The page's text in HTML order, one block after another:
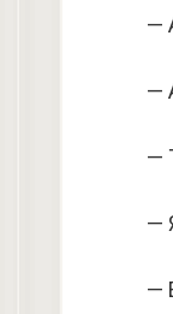
—
—
—
—
—